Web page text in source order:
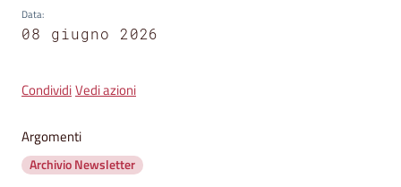
Servizi
News
Eventi
Data:
08 giugno 2026
CondividiVedi azioni
Argomenti
Archivio Newsletter